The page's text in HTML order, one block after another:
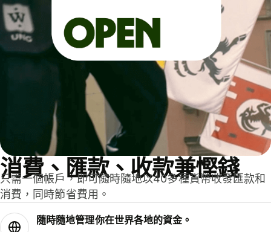
消費、匯款、收款兼慳錢
只需一個帳戶，即可隨時隨地以40多種貨幣收發匯款和
消費，同時節省費用。
隨時隨地管理你在世界各地的資金。